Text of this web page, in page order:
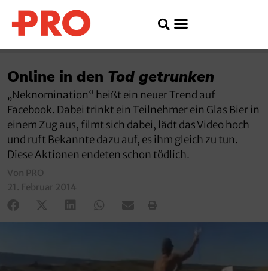
Online in den Tod getrunken
„Neknomination“ heißt ein neuer Trend auf
Facebook. Dabei trinkt ein Teilnehmer ein Glas Bier in
einem Zug aus, filmt sich dabei, lädt das Video hoch
und ruft Bekannte dazu auf, es ihm gleich zu tun.
Diese Aktionen endeten schon tödlich.
Von PRO
21. Februar 2014